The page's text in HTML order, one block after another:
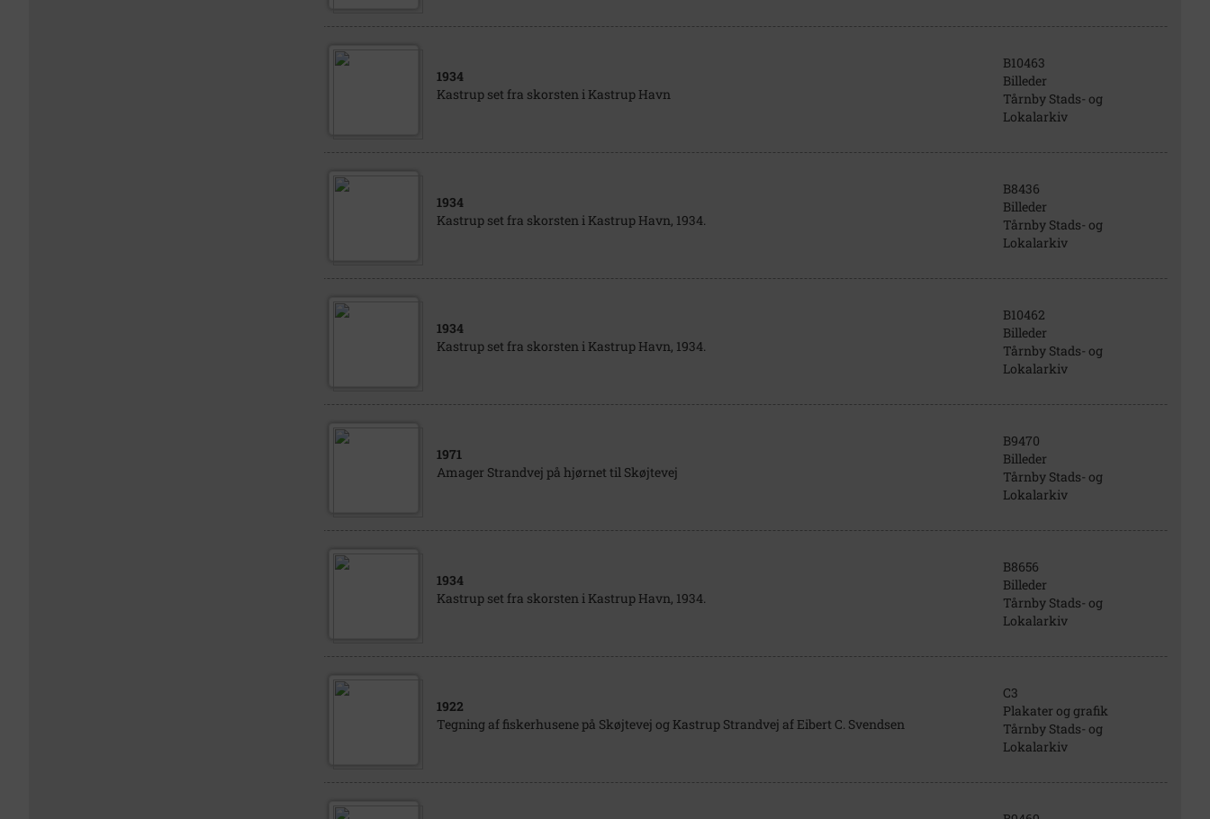
1934
Kastrup set fra skorsten i Kastrup Havn
B10463
Billeder
Tårnby Stads- og
Lokalarkiv
1934
Kastrup set fra skorsten i Kastrup Havn, 1934.
B8436
Billeder
Tårnby Stads- og
Lokalarkiv
1934
Kastrup set fra skorsten i Kastrup Havn, 1934.
B10462
Billeder
Tårnby Stads- og
Lokalarkiv
1971
Amager Strandvej på hjørnet til Skøjtevej
B9470
Billeder
Tårnby Stads- og
Lokalarkiv
1934
Kastrup set fra skorsten i Kastrup Havn, 1934.
B8656
Billeder
Tårnby Stads- og
Lokalarkiv
1922
Tegning af fiskerhusene på Skøjtevej og Kastrup Strandvej af Eibert C. Svendsen
C3
Plakater og grafik
Tårnby Stads- og
Lokalarkiv